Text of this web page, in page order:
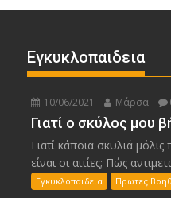
Εγκυκλοπαιδεια
10/06/2021 Μάρσα
Γιατί ο σκύλος μου
Γιατί κάποια σκυλιά
είναι οι αιτίες; Πώς
Εγκυκλοπαιδεια Πρωτες